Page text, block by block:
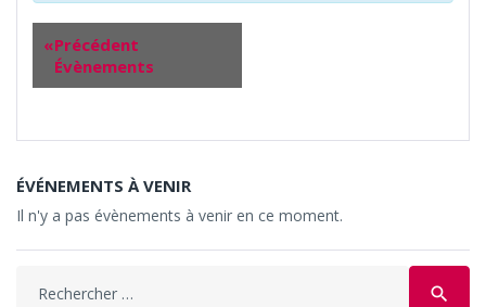
«Précédent
Évènements
ÉVÉNEMENTS À VENIR
Il n'y a pas évènements à venir en ce moment.
search